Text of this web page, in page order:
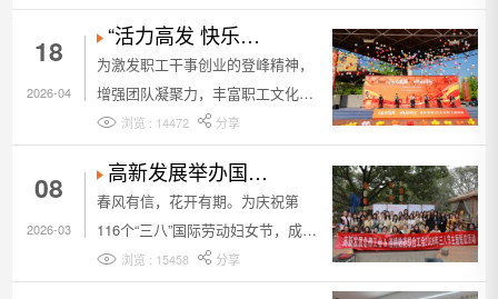
化廉政基地开展“传承古堰清风·筑
牢廉洁初心”主题党日，在千年水利
文脉中感悟勤廉力量。
18
2026-04
​“活力高发 快乐同
行”高新发展2026年
职工运动会圆满举
行
为激发职工干事创业的登峰精神，
增强团队凝聚力，丰富职工文化生
活，4月18日，由成都高新发展股
份有限公司工会委员会主办、成都
倍特建筑安装工程有限公司工会委
员会承办的“活力高发·快乐同行”
2026年职工运动会圆满举行。
浏览 : 14472 分享
08
2026-03
高新发展举办国际
劳动妇女节系列暖
心活动
春风有信，花开有期。为庆祝第
116个“三八”国际劳动妇女节，成都
高新发展工会举办国际劳动妇女节
系列暖心活动，以岁月为礼，以芬
浏览 : 15458 分享